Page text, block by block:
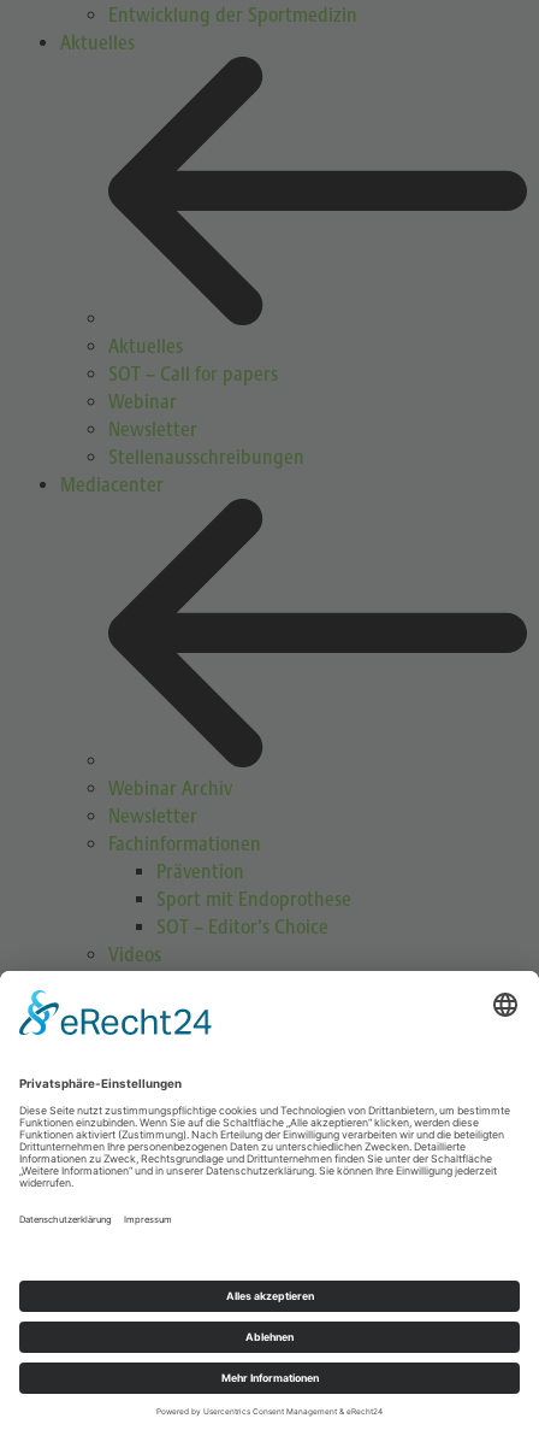
Entwicklung der Sportmedizin
Aktuelles
Aktuelles
SOT – Call for papers
Webinar
Newsletter
Stellenausschreibungen
Mediacenter
Webinar Archiv
Newsletter
Fachinformationen
Prävention
Sport mit Endoprothese
SOT – Editor’s Choice
Videos
Schulterübungen
Höhenmedizin
Publikationen
Publikationen